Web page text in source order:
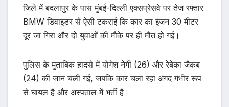
जिले में बदलापुर के पास मुंबई-दिल्ली एक्सप्रेसवे पर तेज रफ्तार
BMW डिवाइडर से ऐसी टकराई कि कार का इंजन 30 मीटर
दूर जा गिरा और दो युवाओं की मौके पर ही मौत हो गई।
पुलिस के मुताबिक हादसे में योगेश नेगी (26) और रेबेका जैकब
(24) की जान चली गई, जबकि कार चला रहा अंगद गंभीर रूप
से घायल है और अस्पताल में भर्ती है।